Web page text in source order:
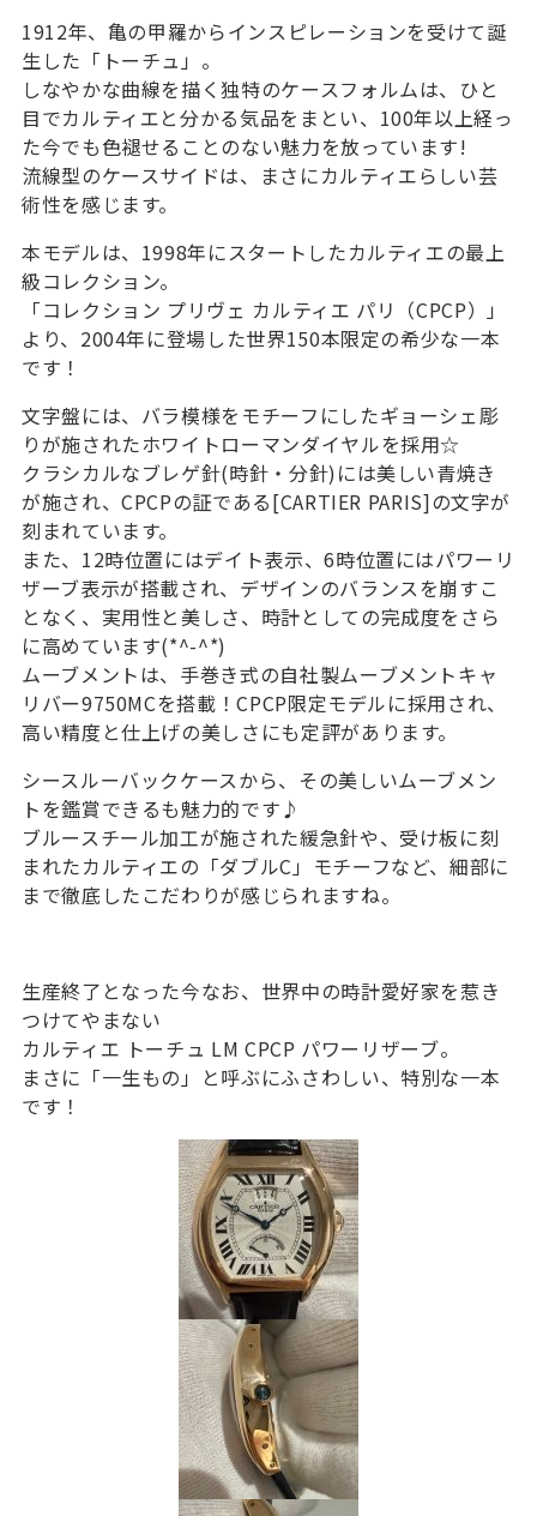
1912年、亀の甲羅からインスピレーションを受けて誕
生した「トーチュ」。
しなやかな曲線を描く独特のケースフォルムは、ひと
目でカルティエと分かる気品をまとい、100年以上経っ
た今でも色褪せることのない魅力を放っています!
流線型のケースサイドは、まさにカルティエらしい芸
術性を感じます。
本モデルは、1998年にスタートしたカルティエの最上
級コレクション。
「コレクション プリヴェ カルティエ パリ（CPCP）」
より、2004年に登場した世界150本限定の希少な一本
です！
文字盤には、バラ模様をモチーフにしたギョーシェ彫
りが施されたホワイトローマンダイヤルを採用☆
クラシカルなブレゲ針(時針・分針)には美しい青焼き
が施され、CPCPの証である[CARTIER PARIS]の文字が
刻まれています。
また、12時位置にはデイト表示、6時位置にはパワーリ
ザーブ表示が搭載され、デザインのバランスを崩すこ
となく、実用性と美しさ、時計としての完成度をさら
に高めています(*^-^*)
ムーブメントは、手巻き式の自社製ムーブメントキャ
リバー9750MCを搭載！CPCP限定モデルに採用され、
高い精度と仕上げの美しさにも定評があります。
シースルーバックケースから、その美しいムーブメン
トを鑑賞できるも魅力的です♪
ブルースチール加工が施された緩急針や、受け板に刻
まれたカルティエの「ダブルC」モチーフなど、細部に
まで徹底したこだわりが感じられますね。
生産終了となった今なお、世界中の時計愛好家を惹き
つけてやまない
カルティエ トーチュ LM CPCP パワーリザーブ。
まさに「一生もの」と呼ぶにふさわしい、特別な一本
です！